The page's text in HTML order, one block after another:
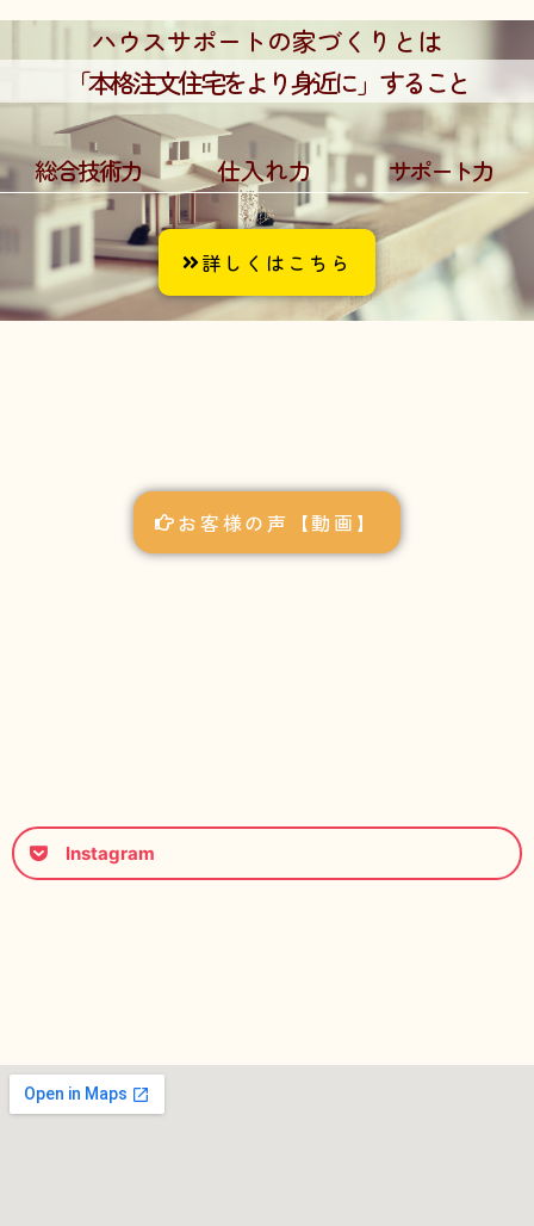
ハウスサポートの家づくりとは
「本格注文住宅をより身近に」すること
総合技術力 仕入れ力 サポート力
詳しくはこちら
お客様の声【動画】
Instagram